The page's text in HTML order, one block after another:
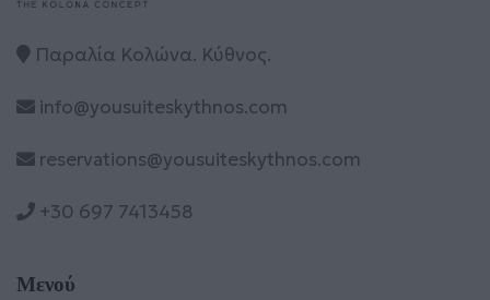
Παραλία Κολώνα. Κύθνος.
info@yousuiteskythnos.com
reservations@yousuiteskythnos.com
+30 697 7413458
Μενού